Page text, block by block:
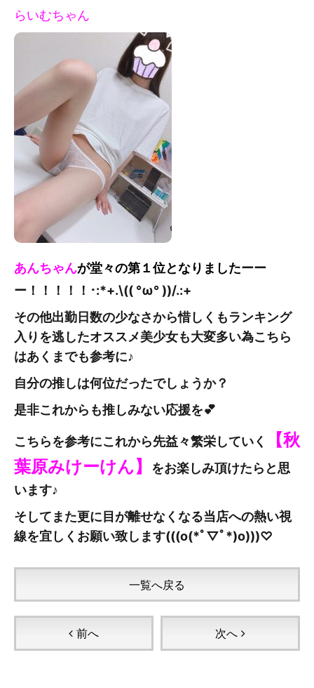
らいむちゃん
あんちゃんが堂々の第１位となりましたーー
ー！！！！！ ･:*+.\(( °ω° ))/.:+
その他出勤日数の少なさから惜しくもランキング
入りを逃したオススメ美少女も大変多い為こちら
はあくまでも参考に♪
自分の推しは何位だったでしょうか？
是非これからも推しみない応援を💕
こちらを参考にこれから先益々繁栄していく
【秋
葉原みけーけん】
をお楽しみ頂けたらと思
います♪
そしてまた更に目が離せなくなる当店への熱い視
線を宜しくお願い致します(((o(*ﾟ▽ﾟ*)o)))♡
前へ
一覧へ戻る
次へ